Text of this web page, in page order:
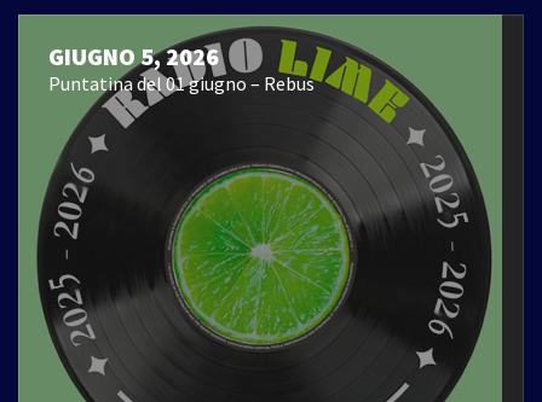
GIUGNO 5, 2026
Puntatina del 01 giugno – Rebus